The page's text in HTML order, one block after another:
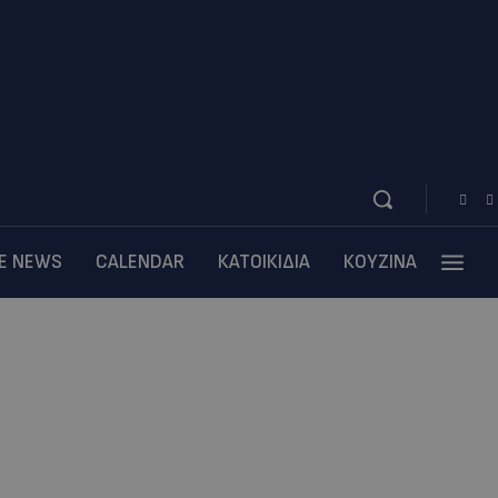
NEWS CALENDAR ΚΑΤΟΙΚΙΔΙΑ ΚΟΥΖΙΝΑ